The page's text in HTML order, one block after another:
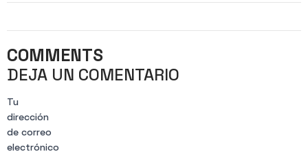
COMMENTS
DEJA UN COMENTARIO
Tu
dirección
de correo
electrónico